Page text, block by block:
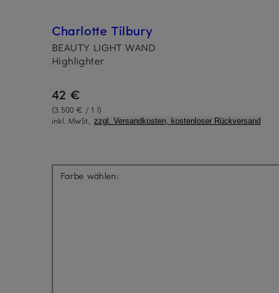
Charlotte Tilbury
BEAUTY LIGHT WAND
Highlighter
42 €
(3.500 € / 1 l)
inkl. MwSt., zzgl. Versandkosten, kostenloser Rückversand
Farbe wählen: